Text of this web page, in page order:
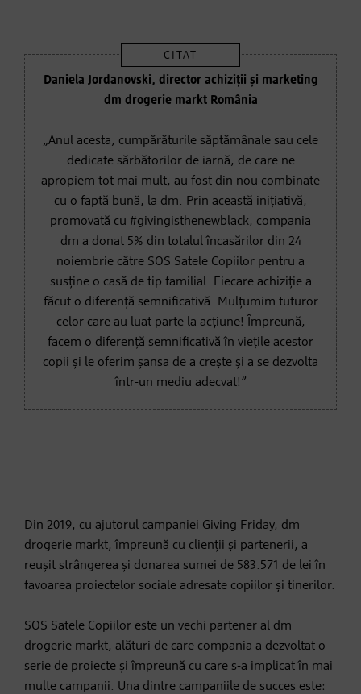
Daniela Jordanovski, director achiziții și marketing
dm drogerie markt România
„Anul acesta, cumpărăturile săptămânale sau cele
dedicate sărbătorilor de iarnă, de care ne
apropiem tot mai mult, au fost din nou combinate
cu o faptă bună, la dm. Prin această inițiativă,
promovată cu #givingisthenewblack, compania
dm a donat 5% din totalul încasărilor din 24
noiembrie către SOS Satele Copiilor pentru a
susține o casă de tip familial. Fiecare achiziție a
făcut o diferență semnificativă. Mulțumim tuturor
celor care au luat parte la acțiune! Împreună,
facem o diferență semnificativă în viețile acestor
copii și le oferim șansa de a crește și a se dezvolta
într-un mediu adecvat!”
Din 2019, cu ajutorul campaniei Giving Friday, dm
drogerie markt, împreună cu clienții și partenerii, a
reușit strângerea și donarea sumei de 583.571 de lei în
favoarea proiectelor sociale adresate copiilor și tinerilor.
SOS Satele Copiilor este un vechi partener al dm
drogerie markt, alături de care compania a dezvoltat o
serie de proiecte și împreună cu care s-a implicat în mai
multe campanii. Una dintre campaniile de succes este: